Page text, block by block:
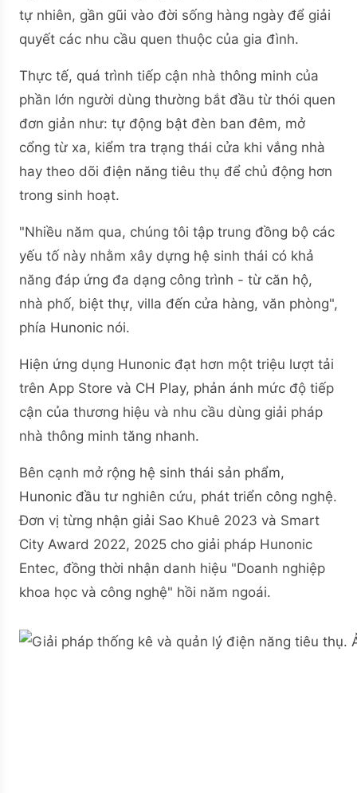
tự nhiên, gần gũi vào đời sống hàng ngày để giải
quyết các nhu cầu quen thuộc của gia đình.
Thực tế, quá trình tiếp cận nhà thông minh của
phần lớn người dùng thường bắt đầu từ thói quen
đơn giản như: tự động bật đèn ban đêm, mở
cổng từ xa, kiểm tra trạng thái cửa khi vắng nhà
hay theo dõi điện năng tiêu thụ để chủ động hơn
trong sinh hoạt.
"Nhiều năm qua, chúng tôi tập trung đồng bộ các
yếu tố này nhằm xây dựng hệ sinh thái có khả
năng đáp ứng đa dạng công trình - từ căn hộ,
nhà phố, biệt thự, villa đến cửa hàng, văn phòng",
phía Hunonic nói.
Hiện ứng dụng Hunonic đạt hơn một triệu lượt tải
trên App Store và CH Play, phản ánh mức độ tiếp
cận của thương hiệu và nhu cầu dùng giải pháp
nhà thông minh tăng nhanh.
Bên cạnh mở rộng hệ sinh thái sản phẩm,
Hunonic đầu tư nghiên cứu, phát triển công nghệ.
Đơn vị từng nhận giải Sao Khuê 2023 và Smart
City Award 2022, 2025 cho giải pháp Hunonic
Entec, đồng thời nhận danh hiệu "Doanh nghiệp
khoa học và công nghệ" hồi năm ngoái.